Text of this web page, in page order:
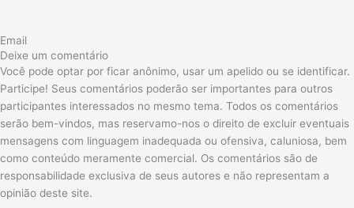
Email
Deixe um comentário
Você pode optar por ficar anônimo, usar um apelido ou se identificar.
Participe! Seus comentários poderão ser importantes para outros
participantes interessados no mesmo tema. Todos os comentários
serão bem-vindos, mas reservamo-nos o direito de excluir eventuais
mensagens com linguagem inadequada ou ofensiva, caluniosa, bem
como conteúdo meramente comercial. Os comentários são de
responsabilidade exclusiva de seus autores e não representam a
opinião deste site.